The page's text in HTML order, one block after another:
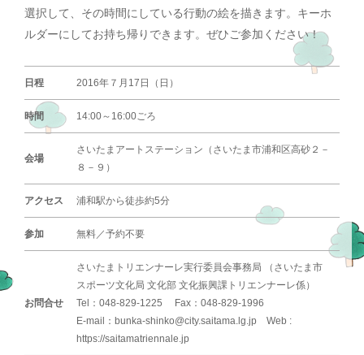
選択して、その時間にしている行動の絵を描きます。キーホ
ルダーにしてお持ち帰りできます。ぜひご参加ください！
日程 2016年７月17日（日）
時間 14:00～16:00ごろ
会場
さいたまアートステーション（さいたま市浦和区高砂２－
８－９）
アクセス 浦和駅から徒歩約5分
参加 無料／予約不要
お問合せ
さいたまトリエンナーレ実行委員会事務局 （さいたま市
スポーツ文化局 文化部 文化振興課トリエンナーレ係）
Tel：048-829-1225 Fax：048-829-1996
E-mail：bunka-shinko@city.saitama.lg.jp Web :
https://saitamatriennale.jp